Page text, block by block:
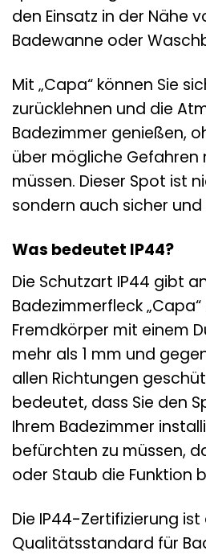
den Einsatz in der Nähe
Badewanne oder
Mit „Capa“ können Sie
zurücklehnen und die
Badezimmer genießen,
über mögliche Gefahren
müssen. Dieser Spot ist
sondern auch sicher und
Was bedeutet IP44?
Die Schutzart IP44 gibt
Badezimmerfleck
Fremdkörper mit einem
mehr als 1 mm und
allen Richtungen
bedeutet, dass Sie den
Ihrem Badezimmer
befürchten zu müssen,
oder Staub die Funktion
Die IP44-Zertifizierung
Qualitätsstandard für